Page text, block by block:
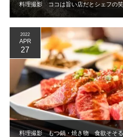
料理撮影 ココは旨い店だとシェフの
料理撮影 もつ鍋・焼き物 食欲そそ
2022
APR
27